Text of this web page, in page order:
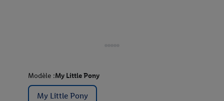
Modèle :My Little Pony
My Little Pony